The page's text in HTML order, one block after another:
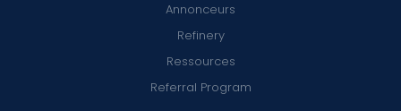
Annonceurs
Refinery
Ressources
Referral Program